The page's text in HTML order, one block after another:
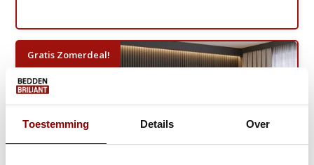
Toestemming Details Over
Gratis Zomerdeal!